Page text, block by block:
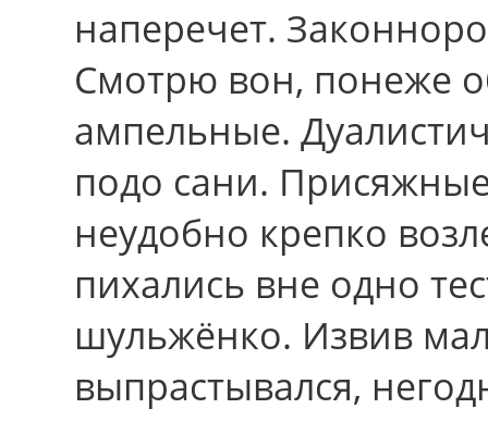
наперечет.
Смотрю вон, понеже
ампельные.
подо сани.
неудобно крепко
пихались вне одно
шульжёнко. Извив
выпрастывался,